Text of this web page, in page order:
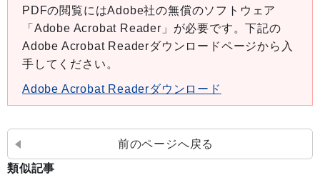
PDFの閲覧にはAdobe社の無償のソフトウェア
「Adobe Acrobat Reader」が必要です。下記の
Adobe Acrobat Readerダウンロードページから入
手してください。
Adobe Acrobat Readerダウンロード
前のページへ戻る
類似記事